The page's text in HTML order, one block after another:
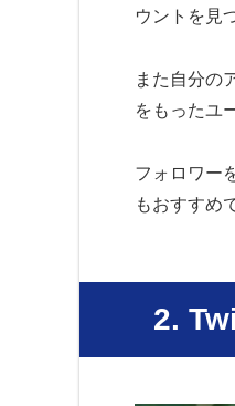
ウントを見
また自分の
をもったユ
フォロワー
もおすすめ
2.